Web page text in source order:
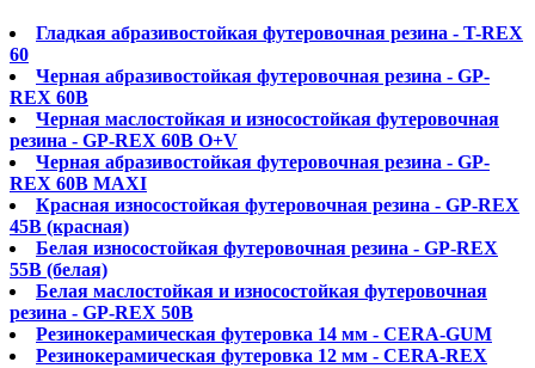
Гладкая абразивостойкая футеровочная резина - T-REX
60
Черная абразивостойкая футеровочная резина - GP-
REX 60B
Черная маслостойкая и износостойкая футеровочная
резина - GP-REX 60B O+V
Черная абразивостойкая футеровочная резина - GP-
REX 60B MAXI
Красная износостойкая футеровочная резина - GP-REX
45B (красная)
Белая износостойкая футеровочная резина - GP-REX
55B (белая)
Белая маслостойкая и износостойкая футеровочная
резина - GP-REX 50B
Резинокерамическая футеровка 14 мм - CERA-GUM
Резинокерамическая футеровка 12 мм - CERA-REX